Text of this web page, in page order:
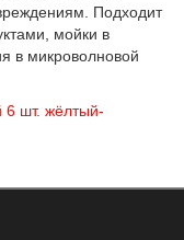
Подходит
мойки в
в микроволновой
6 шт. жёлтый-